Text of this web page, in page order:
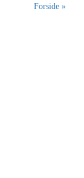
Forside »